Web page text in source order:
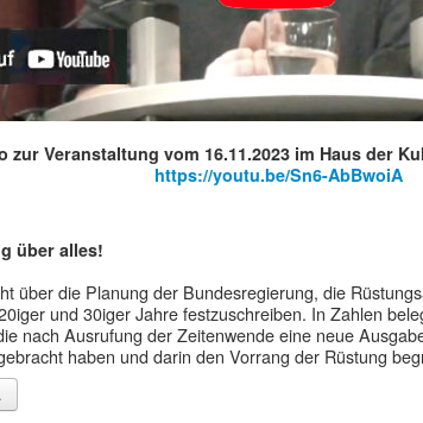
zur Veranstaltung vom 16.11.2023 im Haus der
https://youtu.be/Sn6-AbBwoiA
über alles!
über die Planung der Bundesregierung, die
und 30iger Jahre festzuschreiben. In Zahlen
nach Ausrufung der Zeitenwende eine neue
haben und darin den Vorrang der Rüstung